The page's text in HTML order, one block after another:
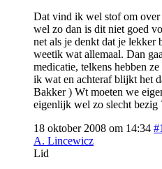
Dat vind ik wel stof om
wel zo dan is dit niet goed
net als je denkt dat je lekker
weetik wat allemaal. Dan
medicatie, telkens hebben
ik wat en achteraf blijkt het
Bakker ) Wt moeten we
eigenlijk wel zo slecht bezig
18 oktober 2008 om 14:34
A. Lincewicz
Lid